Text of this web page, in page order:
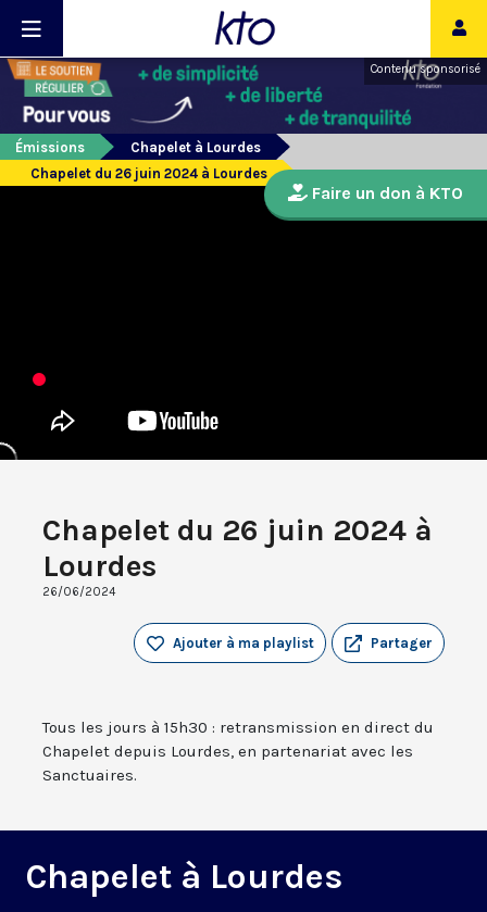
Contenu sponsorisé
Émissions
Chapelet à Lourdes
Chapelet du 26 juin 2024 à Lourdes
Chapelet du 26 juin 2024 à
Lourdes
26/06/2024
Partager
Ajouter à ma playlist
Tous les jours à 15h30 : retransmission en direct du
Chapelet depuis Lourdes, en partenariat avec les
Sanctuaires.
Chapelet à Lourdes
Faire un don à KTO